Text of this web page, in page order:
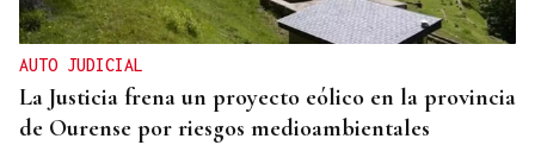
AUTO JUDICIAL
La Justicia frena un proyecto eólico en la provincia
de Ourense por riesgos medioambientales